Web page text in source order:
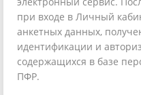
при входе в Личный
анкетных данных,
идентификации и
содержащихся в базе
ПФР.